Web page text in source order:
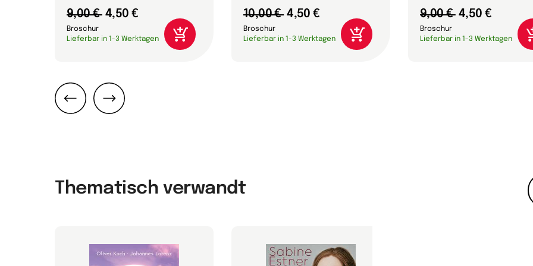
9,00 € 4,50 €
Broschur
Lieferbar in 1-3 Werktagen
10,00 € 4,50 €
Broschur
Lieferbar in 1-3 Werktagen
9,00 € 4,50 €
Broschur
Lieferbar in 1-3 Werktagen
Thematisch verwandt